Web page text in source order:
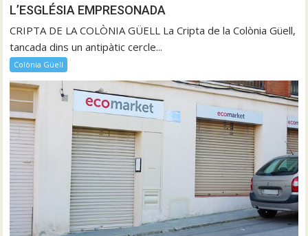
L’ESGLÉSIA EMPRESONADA
CRIPTA DE LA COLÒNIA GÜELL La Cripta de la Colònia Güell,
tancada dins un antipàtic cercle...
Colònia Güell